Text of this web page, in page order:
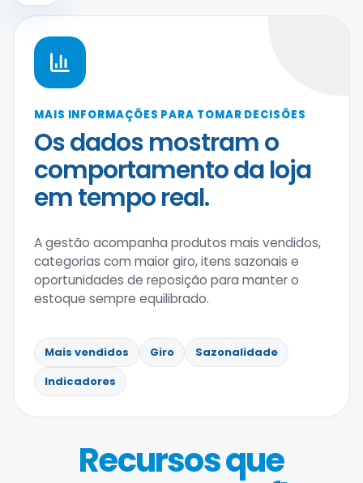
MAIS INFORMAÇÕES PARA TOMAR DECISÕES
Os dados mostram o
comportamento da loja
em tempo real.
A gestão acompanha produtos mais vendidos,
categorias com maior giro, itens sazonais e
oportunidades de reposição para manter o
estoque sempre equilibrado.
Mais vendidos Giro
Sazonalidade
Indicadores
Recursos que